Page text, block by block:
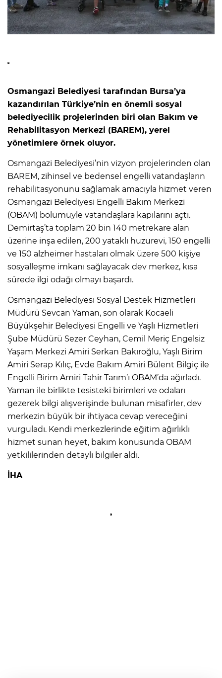
Osmangazi Belediyesi tarafından Bursa’ya
kazandırılan Türkiye’nin en önemli sosyal
belediyecilik projelerinden biri olan Bakım ve
Rehabilitasyon Merkezi (BAREM), yerel
yönetimlere örnek oluyor.
Osmangazi Belediyesi’nin vizyon projelerinden olan
BAREM, zihinsel ve bedensel engelli vatandaşların
rehabilitasyonunu sağlamak amacıyla hizmet veren
Osmangazi Belediyesi Engelli Bakım Merkezi
(OBAM) bölümüyle vatandaşlara kapılarını açtı.
Demirtaş’ta toplam 20 bin 140 metrekare alan
üzerine inşa edilen, 200 yataklı huzurevi, 150 engelli
ve 150 alzheimer hastaları olmak üzere 500 kişiye
sosyalleşme imkanı sağlayacak dev merkez, kısa
sürede ilgi odağı olmayı başardı.
Osmangazi Belediyesi Sosyal Destek Hizmetleri
Müdürü Sevcan Yaman, son olarak Kocaeli
Büyükşehir Belediyesi Engelli ve Yaşlı Hizmetleri
Şube Müdürü Sezer Ceyhan, Cemil Meriç Engelsiz
Yaşam Merkezi Amiri Serkan Bakıroğlu, Yaşlı Birim
Amiri Serap Kılıç, Evde Bakım Amiri Bülent Bilgiç ile
Engelli Birim Amiri Tahir Tarım’ı OBAM’da ağırladı.
Yaman ile birlikte tesisteki birimleri ve odaları
gezerek bilgi alışverişinde bulunan misafirler, dev
merkezin büyük bir ihtiyaca cevap vereceğini
vurguladı. Kendi merkezlerinde eğitim ağırlıklı
hizmet sunan heyet, bakım konusunda OBAM
yetkililerinden detaylı bilgiler aldı.
İHA